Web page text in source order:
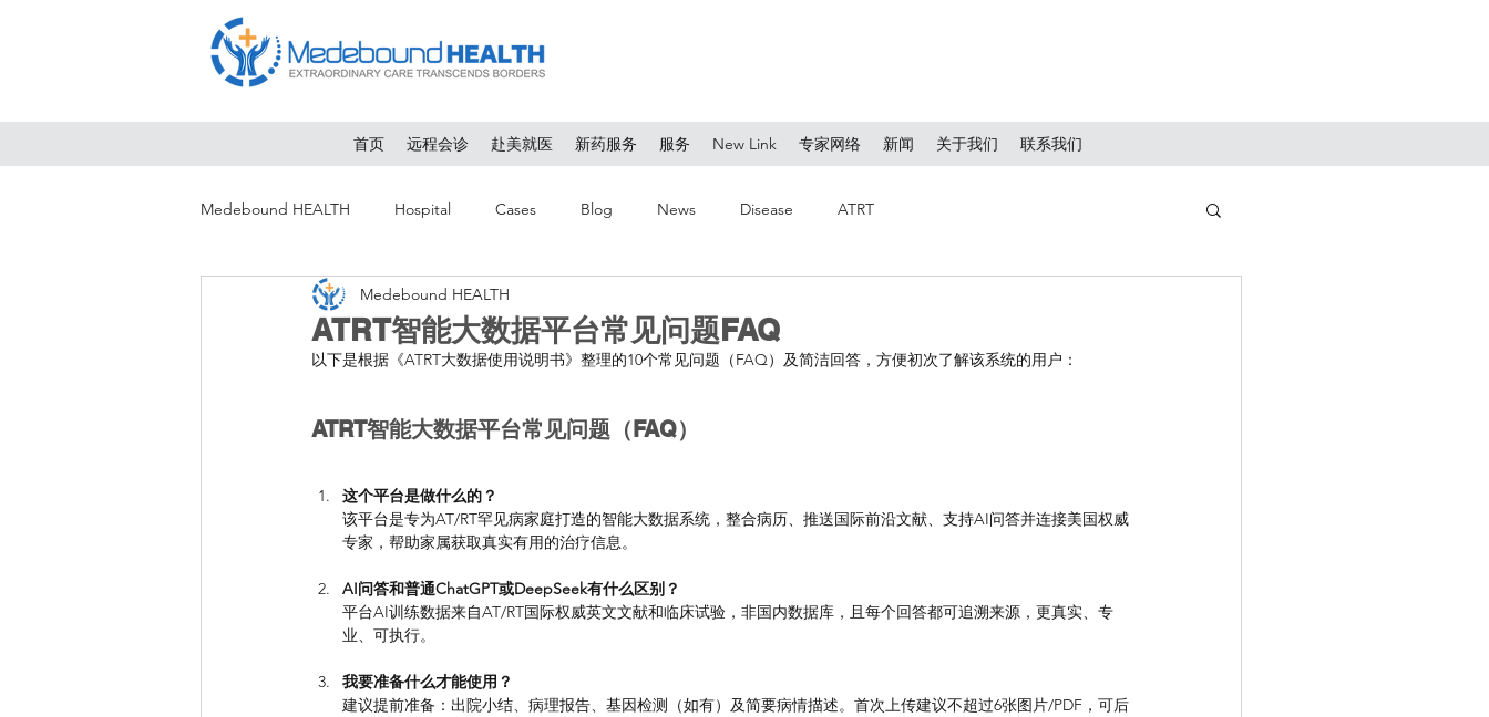
首页 远程会诊 赴美就医 新药服务 服务 New Link 专家网络 新闻 关于我们 联系我们
Medebound HEALTH Hospital Cases Blog News Disease ATRT
ATRT智能大数据平台常见问题FAQ
Medebound HEALTH
以下是根据《ATRT大数据使用说明书》整理的10个常见问题（FAQ）及简洁回答，方便初次了解该系统的用户：
ATRT智能大数据平台常见问题（FAQ）
这个平台是做什么的？
该平台是专为AT/RT罕见病家庭打造的智能大数据系统，整合病历、推送国际前沿文献、支持AI问答并连接美国权威
专家，帮助家属获取真实有用的治疗信息。
AI问答和普通ChatGPT或DeepSeek有什么区别？
平台AI训练数据来自AT/RT国际权威英文文献和临床试验，非国内数据库，且每个回答都可追溯来源，更真实、专
业、可执行。
我要准备什么才能使用？
建议提前准备：出院小结、病理报告、基因检测（如有）及简要病情描述。首次上传建议不超过6张图片/PDF，可后